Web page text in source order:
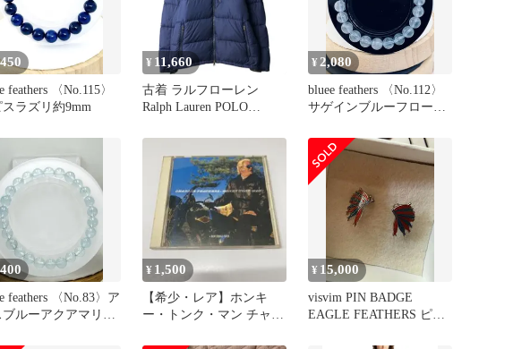
feathers 〈No.115〉
スラズリ約9mm
¥ 11,660
古着 ラルフローレン
Ralph Lauren POLO
ジャケット メンズM相
当/eaa600673
¥ 2,080
bluee feathers 〈No.112〉
サゲインブルーフローラ
feathers 〈No.83〉ア
ルーアクアマリン
¥ 1,500
【希少・レア】ホンキ
ー・トンク・マン チャー
¥ 15,000
visvim PIN BADGE
EAGLE FEATHERS ピン